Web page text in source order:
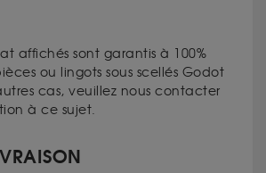
affichés sont garantis à 100%
ou lingots sous scellés Godot
cas, veuillez nous contacter
à ce sujet.